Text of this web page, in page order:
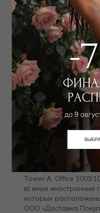
ООО «СДЭК ОПТИМА»
юридические лица,
ОПТИМА» и
наименованием
ООО «Доставка
настоящим
передачу ООО
персональных
иностранных
а) Соединенные
Amazon Web
Seattle, WA 98109;
Cupertino, CA 95014;
Parkway, Mountain
331 E. Evelyn Avenue,
б) Объединенные
компании Telegram
Tower A, Office 1003/
в) иные иностранные
которых
ООО «Доставка